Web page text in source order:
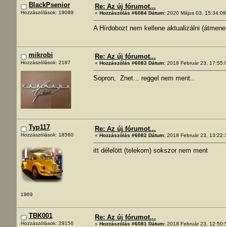
BlackPsenior
Hozzászólások: 19089
Re: Az új fórumot...
« Hozzászólás #6084 Dátum: 2020 Május 03,
A Hírdobozt nem kellene aktualizálni
mikrobi
Hozzászólások: 2187
Re: Az új fórumot...
« Hozzászólás #6083 Dátum: 2018 Február 23,
Sopron, Znet... reggel nem ment..
Typ117
Hozzászólások: 18560
1969
Re: Az új fórumot...
« Hozzászólás #6082 Dátum: 2018 Február 23,
itt délelött (telekom) sokszor nem ment
TBK001
Hozzászólások: 29156
Re: Az új fórumot...
« Hozzászólás #6081 Dátum: 2018 Február 23,